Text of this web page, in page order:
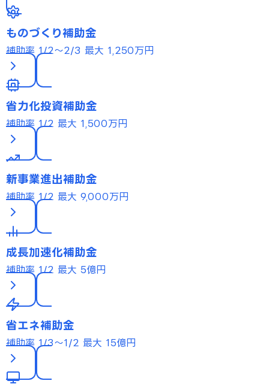
ものづくり補助金
補助率 1/2〜2/3 最大 1,250万円
省力化投資補助金
補助率 1/2 最大 1,500万円
新事業進出補助金
補助率 1/2 最大 9,000万円
成長加速化補助金
補助率 1/2 最大 5億円
省エネ補助金
補助率 1/3〜1/2 最大 15億円